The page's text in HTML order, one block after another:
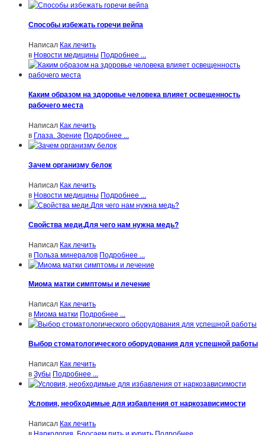
Способы избежать горечи вейпа
Написал Как лечить
в Новости медицины Подробнее ...
Каким образом на здоровье человека влияет освещенность
рабочего места
Написал Как лечить
в Глаза. Зрение Подробнее ...
Зачем организму белок
Написал Как лечить
в Новости медицины Подробнее ...
Свойства меди.Для чего нам нужна медь?
Написал Как лечить
в Польза минералов Подробнее ...
Миома матки симптомы и лечение
Написал Как лечить
в Миома матки Подробнее ...
Выбор стоматологического оборудования для успешной работы
Написал Как лечить
вЗубы Подробнее ...
Условия, необходимые для избавления от наркозависимости
Написал Как лечить